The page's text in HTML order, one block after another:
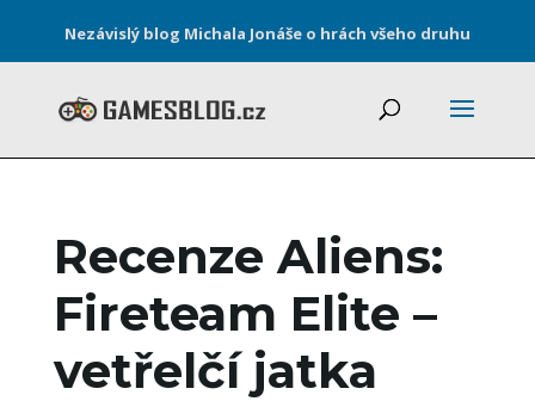
Nezávislý blog Michala Jonáše o hrách všeho druhu
Recenze Aliens:
Fireteam Elite –
vetřelčí jatka